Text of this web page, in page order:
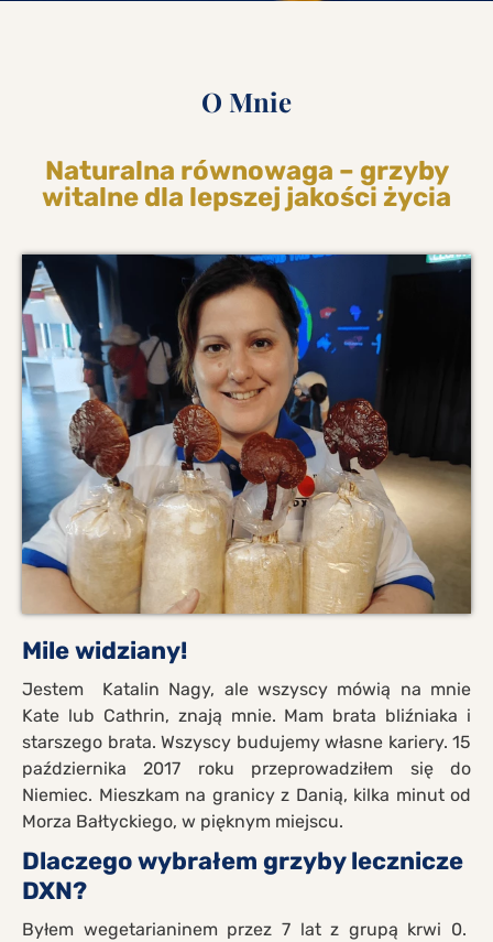
O Mnie
Naturalna równowaga – grzyby
witalne dla lepszej jakości życia
Mile widziany!
Jestem Katalin Nagy, ale wszyscy mówią na mnie
Kate lub Cathrin, znają mnie. Mam brata bliźniaka i
starszego brata. Wszyscy budujemy własne kariery. 15
października 2017 roku przeprowadziłem się do
Niemiec. Mieszkam na granicy z Danią, kilka minut od
Morza Bałtyckiego, w pięknym miejscu.
Dlaczego wybrałem grzyby lecznicze
DXN?
Byłem wegetarianinem przez 7 lat z grupą krwi 0.